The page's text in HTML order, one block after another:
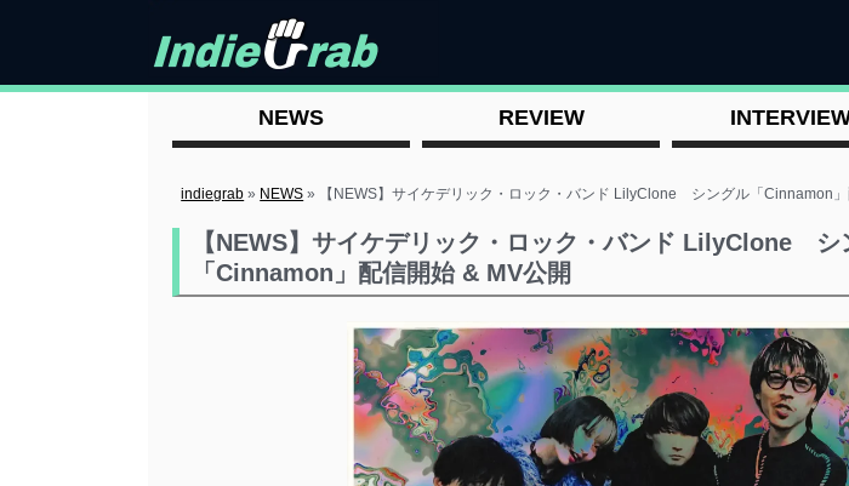
NEWS REVIEW
indiegrab » NEWS » 【NEWS】サイケデリック・ロック・バンド LilyClone シングル「Cinnamon
【NEWS】サイケデリック・ロック・バンド LilyClone シ
「Cinnamon」配信開始 & MV公開